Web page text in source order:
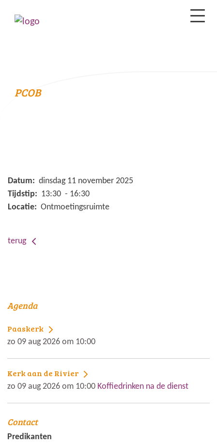
PCOB
Datum: dinsdag 11 november 2025
Tijdstip: 13:30 - 16:30
Locatie: Ontmoetingsruimte
terug
Agenda
Paaskerk
zo 09 aug 2026 om 10:00
Kerk aan de Rivier
zo 09 aug 2026 om 10:00 Koffiedrinken na de dienst
Contact
Predikanten